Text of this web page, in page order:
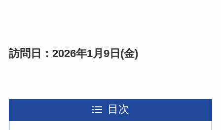
訪問日：2026年1月9日(金)
目次